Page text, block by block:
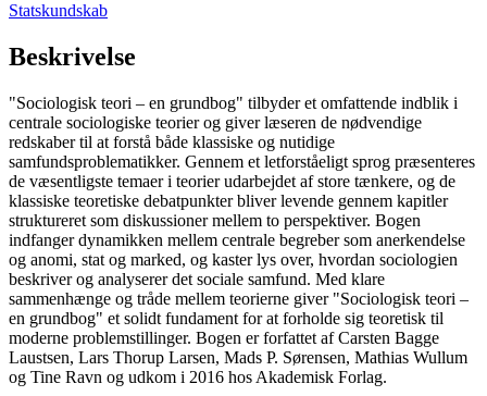
Statskundskab
Beskrivelse
"Sociologisk teori – en grundbog" tilbyder et omfattende indblik i
centrale sociologiske teorier og giver læseren de nødvendige
redskaber til at forstå både klassiske og nutidige
samfundsproblematikker. Gennem et letforståeligt sprog præsenteres
de væsentligste temaer i teorier udarbejdet af store tænkere, og de
klassiske teoretiske debatpunkter bliver levende gennem kapitler
struktureret som diskussioner mellem to perspektiver. Bogen
indfanger dynamikken mellem centrale begreber som anerkendelse
og anomi, stat og marked, og kaster lys over, hvordan sociologien
beskriver og analyserer det sociale samfund. Med klare
sammenhænge og tråde mellem teorierne giver "Sociologisk teori –
en grundbog" et solidt fundament for at forholde sig teoretisk til
moderne problemstillinger. Bogen er forfattet af Carsten Bagge
Laustsen, Lars Thorup Larsen, Mads P. Sørensen, Mathias Wullum
og Tine Ravn og udkom i 2016 hos Akademisk Forlag.